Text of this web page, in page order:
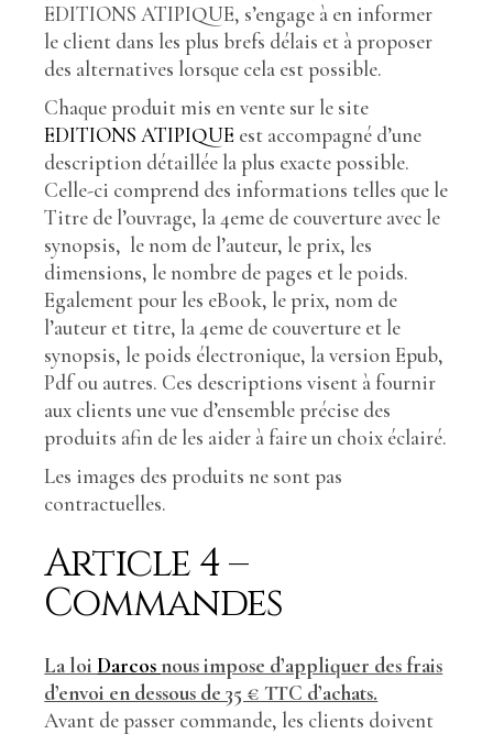
EDITIONS ATIPIQUE, s’engage à en informer
le client dans les plus brefs délais et à proposer
des alternatives lorsque cela est possible.
Chaque produit mis en vente sur le site
EDITIONS ATIPIQUE est accompagné d’une
description détaillée la plus exacte possible.
Celle-ci comprend des informations telles que le
Titre de l’ouvrage, la 4eme de couverture avec le
synopsis, le nom de l’auteur, le prix, les
dimensions, le nombre de pages et le poids.
Egalement pour les eBook, le prix, nom de
l’auteur et titre, la 4eme de couverture et le
synopsis, le poids électronique, la version Epub,
Pdf ou autres. Ces descriptions visent à fournir
aux clients une vue d’ensemble précise des
produits afin de les aider à faire un choix éclairé.
Les images des produits ne sont pas
contractuelles.
Article 4 –
Commandes
La loiDarcosnous impose d’appliquer des frais
d’envoi en dessous de 35 € TTC d’achats.
Avant de passer commande, les clients doivent